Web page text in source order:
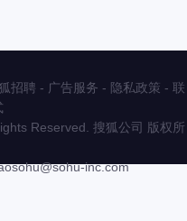
招聘 - 广告服务 - 隐私政策 - 联
Reserved. 搜狐公司 版权所
inc.com